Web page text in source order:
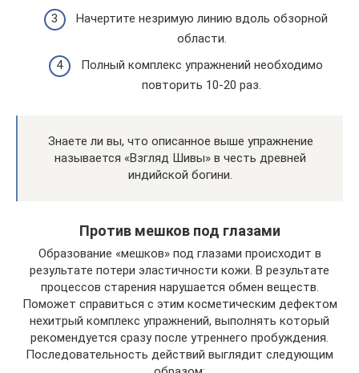
Начертите незримую линию вдоль обзорной
области.
Полный комплекс упражнений необходимо
повторить 10-20 раз.
Знаете ли вы, что описанное выше упражнение
называется «Взгляд Шивы» в честь древней
индийской богини.
Против мешков под глазами
Образование «мешков» под глазами происходит в
результате потери эластичности кожи. В результате
процессов старения нарушается обмен веществ.
Поможет справиться с этим косметическим дефектом
нехитрый комплекс упражнений, выполнять который
рекомендуется сразу после утреннего пробуждения.
Последовательность действий выглядит следующим